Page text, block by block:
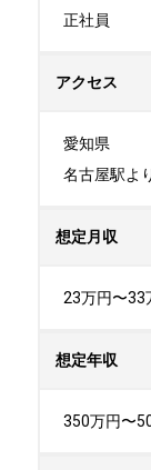
正社員
アクセス
愛知県
名古屋駅よ
想定月収
23万円〜33
想定年収
350万円〜